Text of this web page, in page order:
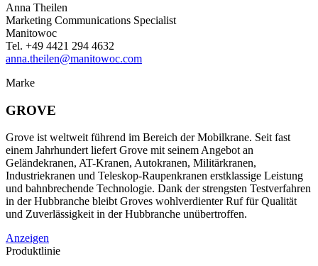
Anna Theilen
Marketing Communications Specialist
Manitowoc
Tel. +49 4421 294 4632
anna.theilen@manitowoc.com
Marke
GROVE
Grove ist weltweit führend im Bereich der Mobilkrane. Seit fast
einem Jahrhundert liefert Grove mit seinem Angebot an
Geländekranen, AT-Kranen, Autokranen, Militärkranen,
Industriekranen und Teleskop-Raupenkranen erstklassige Leistung
und bahnbrechende Technologie. Dank der strengsten Testverfahren
in der Hubbranche bleibt Groves wohlverdienter Ruf für Qualität
und Zuverlässigkeit in der Hubbranche unübertroffen.
Anzeigen
Produktlinie